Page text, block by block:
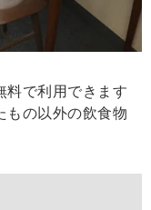
料で利用できます
もの以外の飲食物